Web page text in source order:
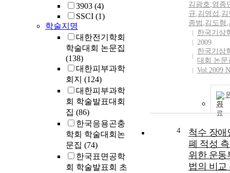
3903 (4)
SSCI (1)
학술지명
대한전기학회
학술대회 논문집
(138)
대한피부과학
회지 (124)
대한피부과학
회 학술발표대회
집 (86)
한국응용곤충
학회 학술대회논
문집 (74)
한국표면공학
회 학술발표회 초
김광호,염종
규,김영섭 ,
종범 ,김도형 ,
한국기상
2009
한국기상
대회 논문
Vol.2009
기
4
척수 장애
폐 적성
위한 운동
법의 비교